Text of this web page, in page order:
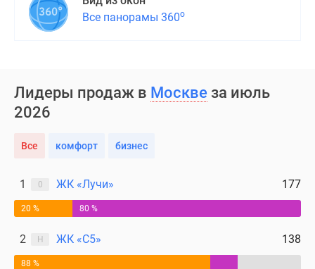
поселки
поселки
ипотеку
центры
Скидки
акции
Макс
Все панорамы 360о
Лидеры продаж в Москве за июль
2026
Все комфорт бизнес
1 0 ЖК «Лучи» 177
20 % 80 %
2 Н ЖК «С5» 138
88 %